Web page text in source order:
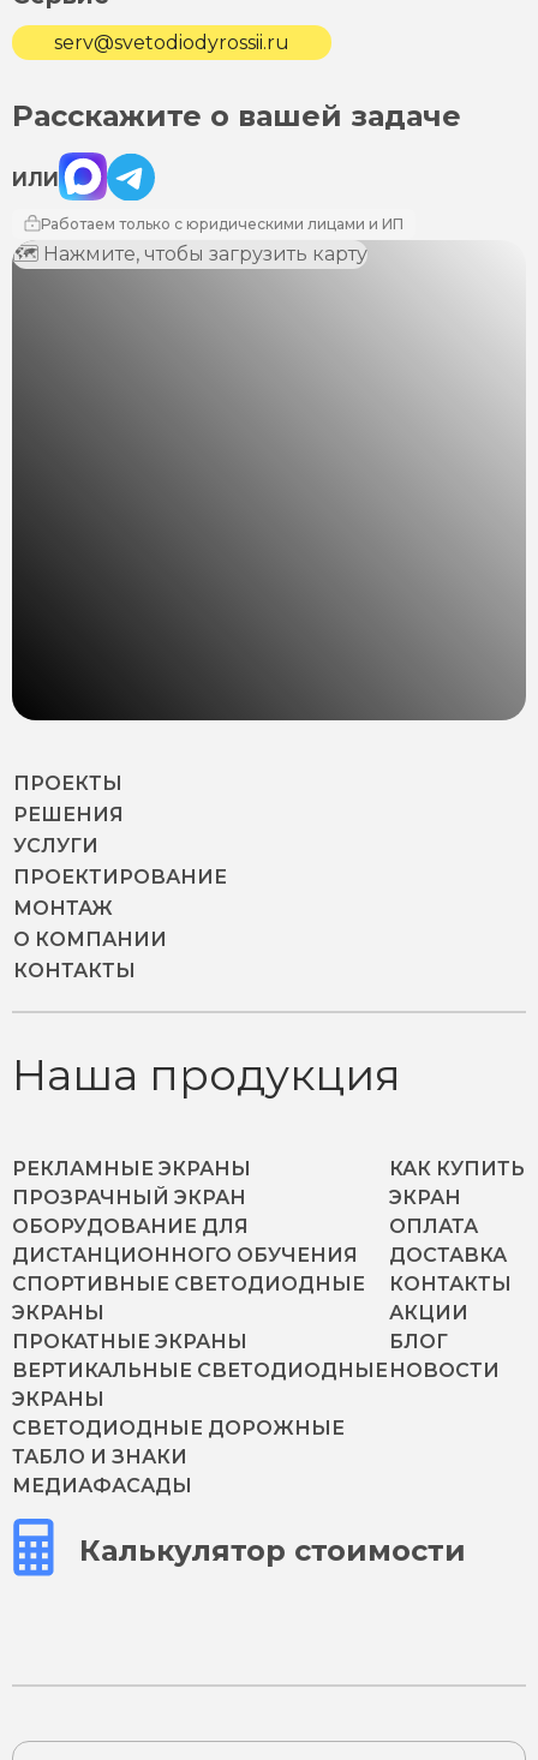
serv@svetodiodyrossii.ru
Расскажите о вашей задаче
ИЛИ
Max Telegram
Работаем только с юридическими лицами и ИП
🗺 Нажмите, чтобы загрузить карту
ПРОЕКТЫ
РЕШЕНИЯ
УСЛУГИ
ПРОЕКТИРОВАНИЕ
МОНТАЖ
О КОМПАНИИ
КОНТАКТЫ
Наша продукция
РЕКЛАМНЫЕ ЭКРАНЫ
ПРОЗРАЧНЫЙ ЭКРАН
ОБОРУДОВАНИЕ ДЛЯ
ДИСТАНЦИОННОГО ОБУЧЕНИЯ
СПОРТИВНЫЕ СВЕТОДИОДНЫЕ
ЭКРАНЫ
ПРОКАТНЫЕ ЭКРАНЫ
ВЕРТИКАЛЬНЫЕ СВЕТОДИОДНЫЕ
ЭКРАНЫ
СВЕТОДИОДНЫЕ ДОРОЖНЫЕ
ТАБЛО И ЗНАКИ
МЕДИАФАСАДЫ
КАК КУПИТЬ
ЭКРАН
ОПЛАТА
ДОСТАВКА
КОНТАКТЫ
АКЦИИ
БЛОГ
НОВОСТИ
Калькулятор стоимости